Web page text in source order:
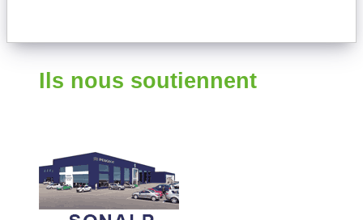
Ils nous soutiennent